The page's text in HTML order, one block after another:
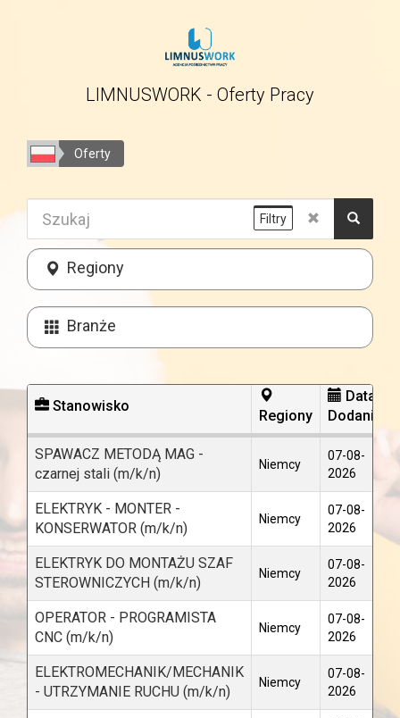
LIMNUSWORK - Oferty Pracy
Oferty
Regiony
Branże
Filtry
Stanowisko
Regiony
Data
Dodania
SPAWACZ METODĄ MAG -
czarnej stali (m/k/n)
Niemcy
07-08-
2026
ELEKTRYK - MONTER -
KONSERWATOR (m/k/n)
Niemcy
07-08-
2026
ELEKTRYK DO MONTAŻU SZAF
STEROWNICZYCH (m/k/n)
Niemcy
07-08-
2026
OPERATOR - PROGRAMISTA
CNC (m/k/n)
Niemcy
07-08-
2026
ELEKTROMECHANIK/MECHANIK
- UTRZYMANIE RUCHU (m/k/n)
Niemcy
07-08-
2026